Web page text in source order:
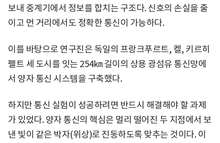
보내 중계기에서 정보를 합치는 구조다. 신호의 손실을 줄
이고 먼 거리에서도 정확한 통신이 가능하다.
이를 바탕으로 연구진은 독일의 프랑크푸르트, 켈, 키르히
펠트 세 도시를 잇는 254㎞ 길이의 상용 광섬유 통신망에
서 양자 통신 시스템을 구축했다.
하지만 통신 실험이 성공하려면 반드시 해결해야 할 과제
가 있었다. 양자 통신의 핵심은 멀리 떨어진 두 지점에서 보
낸 빛이 같은 박자(위상)로 진동하도록 맞추는 것이다. 이